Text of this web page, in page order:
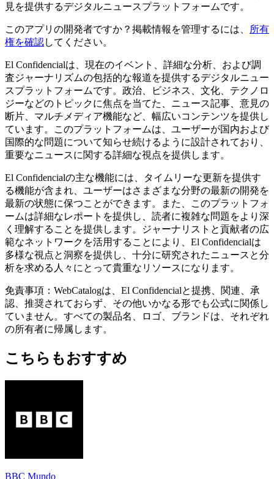
見を提供するデジタルニュースプラットフォームです。
このアプリの開発者ですか？掲載情報を管理するには、
所有
権を確認してください。
El Confidencialは、現在のイベント、詳細な分析、および調
査ジャーナリズムの包括的な報道を提供するデジタルニュー
スプラットフォームです。政治、ビジネス、文化、テクノロ
ジーなどのトピックに焦点を当てた、ニュース記事、意見の
断片、マルチメディア機能など、幅広いコンテンツを提供し
ています。このプラットフォームは、ユーザーが国内および
国際的な問題について知らせ続けるように設計されており、
重要なニュースに関する詳細な視点を提供します。
El Confidencialの主な機能には、タイムリーな更新を提供す
る機能が含まれ、ユーザーはさまざまな分野の最新の開発を
最新の状態に保つことができます。また、このプラットフォ
ームは詳細なレポートを提供し、読者に複雑な問題をより深
く理解することを提供します。ジャーナリストと貢献者の広
範なネットワークを活用することにより、El Confidencialは
多様な視点と洞察を提供し、十分に研究されたニュースと分
析を求める人々にとって貴重なリソースになります。
免責事項：WebCatalogは、El Confidencialと提携、関連、承
認、推奨されておらず、その他いかなる形でも公式に関係し
ていません。すべての製品名、ロゴ、ブランドは、それぞれ
の所有者に帰属します。
こちらもおすすめ
BBC Mundo